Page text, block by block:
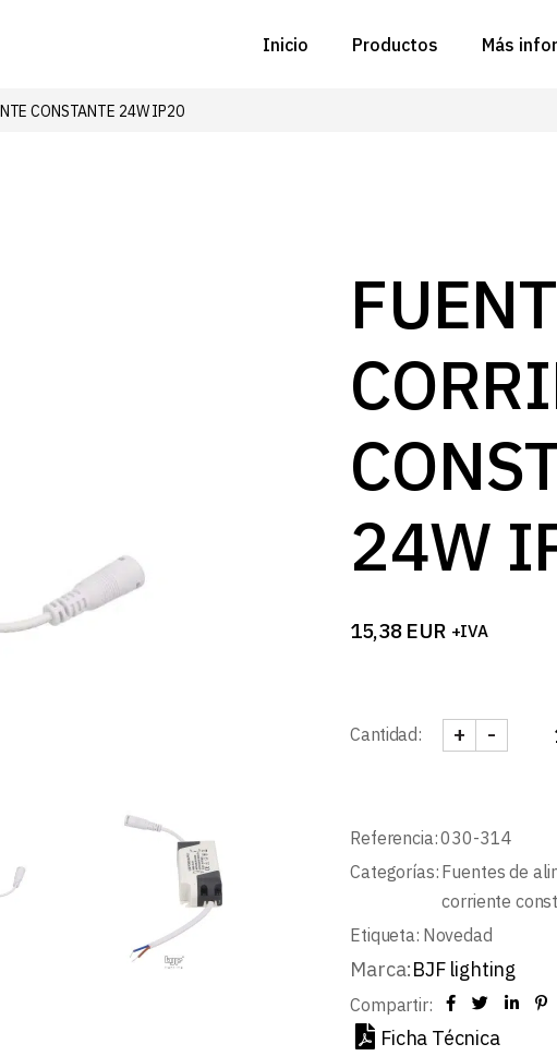
Inicio Productos Más
FAQs
Zona
Blog
CONSTANTE 24W IP20
24W
15,38 EUR +IVA
Cantidad: FUENTE
-
+
Referencia:030-314
Categorías: Fuentes de
corriente
Etiqueta: Novedad
Marca:BJF lighting
Compartir:
Ficha Técnica